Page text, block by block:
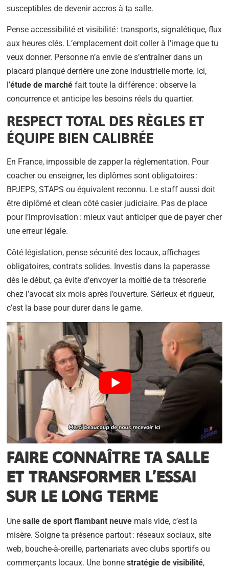
susceptibles de devenir accros à ta salle.
Pense accessibilité et visibilité : transports, signalétique, flux
aux heures clés. L’emplacement doit coller à l’image que tu
veux donner. Personne n’a envie de s’entraîner dans un
placard planqué derrière une zone industrielle morte. Ici,
l’étude de marché fait toute la différence : observe la
concurrence et anticipe les besoins réels du quartier.
RESPECT TOTAL DES RÈGLES ET
ÉQUIPE BIEN CALIBRÉE
En France, impossible de zapper la réglementation. Pour
coacher ou enseigner, les diplômes sont obligatoires :
BPJEPS, STAPS ou équivalent reconnu. Le staff aussi doit
être diplômé et clean côté casier judiciaire. Pas de place
pour l’improvisation : mieux vaut anticiper que de payer cher
une erreur légale.
Côté législation, pense sécurité des locaux, affichages
obligatoires, contrats solides. Investis dans la paperasse
dès le début, ça évite d’envoyer la moitié de ta trésorerie
chez l’avocat six mois après l’ouverture. Sérieux et rigueur,
c’est la base pour durer dans le game.
FAIRE CONNAÎTRE TA SALLE
ET TRANSFORMER L’ESSAI
SUR LE LONG TERME
Unesalle de sport flambant neuve mais vide, c’est la
misère. Soigne ta présence partout : réseaux sociaux, site
web, bouche-à-oreille, partenariats avec clubs sportifs ou
commerçants locaux. Une bonnestratégie de visibilité,